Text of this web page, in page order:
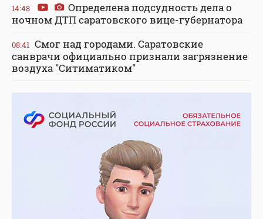
14:48
Определена подсудность дела о
ночном ДТП саратовского вице-губернатора
08:41 Смог над городами. Саратовские
санврачи официально признали загрязнение
воздуха "Ситиматиком"